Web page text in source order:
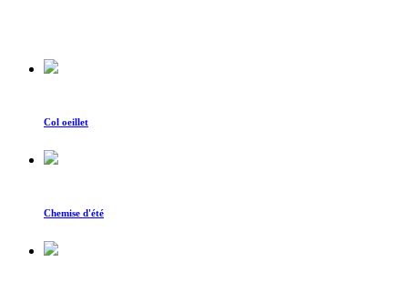
Col oeillet
Chemise d'été